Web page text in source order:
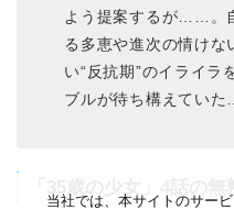
よう提案するが……。
る多恵や進次の情けな
い“反抗期”のイライラ
ブルが待ち構えてい
当社では、本サイトのサー